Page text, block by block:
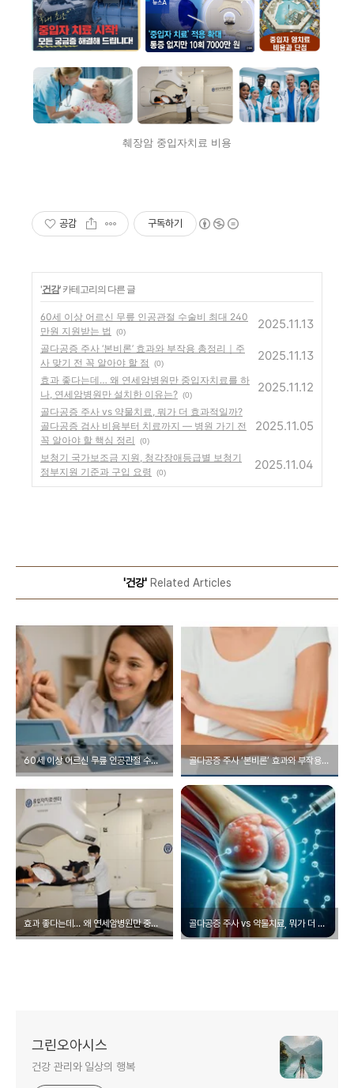
췌장암 중입자치료 비용
공감 구독하기
'건강' 카테고리의 다른 글
60세 이상 어르신 무릎 인공관절 수술비 최대 240
만원 지원받는 법
(0)
2025.11.13
골다공증 주사 ‘본비론’ 효과와 부작용 총정리｜주
사 맞기 전 꼭 알아야 할 점
(0)
2025.11.13
효과 좋다는데… 왜 연세암병원만 중입자치료를 하
나, 연세암병원만 설치한 이유는? (0)
2025.11.12
골다공증 주사 vs 약물치료, 뭐가 더 효과적일까?
골다공증 검사 비용부터 치료까지 — 병원 가기 전
꼭 알아야 할 핵심 정리
(0)
2025.11.05
보청기 국가보조금 지원, 청각장애등급별 보청기
정부지원 기준과 구입 요령
(0)
2025.11.04
'건강'Related Articles
60세 이상 어르신 무릎 인공관절 수술비 최대 240만원 지원받는 법 골다공증 주사 ‘본비론’ 효과와 부작용 총정리｜주사 맞기 전 꼭 알아야 할 점
효과 좋다는데… 왜 연세암병원만 중입자치료를 하나, 연세암병원만 설치한 이유는? 골다공증 주사 vs 약물치료, 뭐가 더 효과적일까? 골다공증 검사 비용부터 치료까지 — 병원 가기 전 꼭 알아야 할 핵심 정리
그린오아시스
건강 관리와 일상의 행복